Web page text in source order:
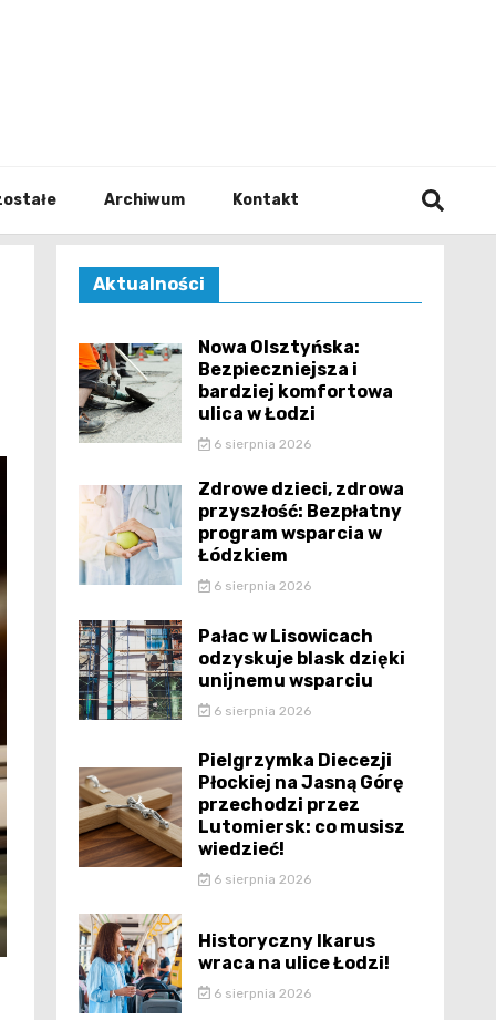
Archiwum Kontakt
Aktualności
Nowa Olsztyńska:
Bezpieczniejsza i
bardziej komfortowa
ulica w Łodzi
6 sierpnia 2026
Zdrowe dzieci, zdrowa
przyszłość: Bezpłatny
program wsparcia w
Łódzkiem
6 sierpnia 2026
Pałac w Lisowicach
odzyskuje blask dzięki
unijnemu wsparciu
6 sierpnia 2026
Pielgrzymka Diecezji
Płockiej na Jasną Górę
przechodzi przez
Lutomiersk: co musisz
wiedzieć!
6 sierpnia 2026
Historyczny Ikarus
wraca na ulice Łodzi!
6 sierpnia 2026